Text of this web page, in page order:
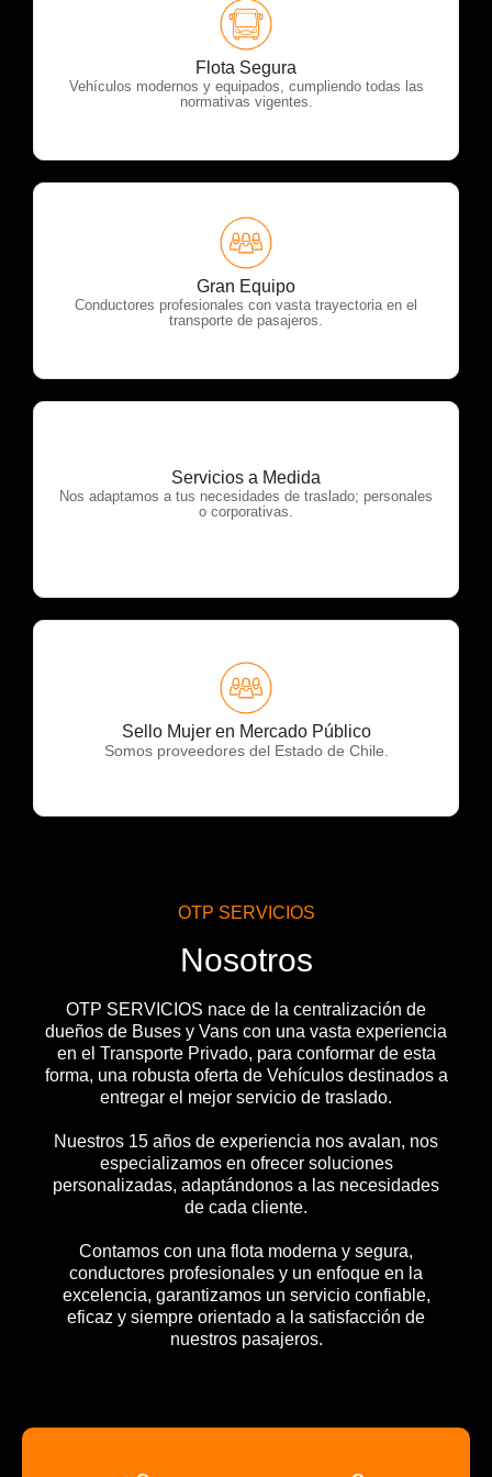
Flota Segura
Vehículos modernos y equipados, cumpliendo todas las
normativas vigentes.
OTP Servicios
Gran Equipo
Conductores profesionales con vasta trayectoria en el
transporte de pasajeros.
OTP Servicios
Servicios a Medida
Nos adaptamos a tus necesidades de traslado; personales
o corporativas.
OTP Servicios
Sello Mujer en Mercado Público
Somos proveedores del Estado de Chile.
OTP Servicios
OTP SERVICIOS
Nosotros
OTP SERVICIOS nace de la centralización de
dueños de Buses y Vans con una vasta experiencia
en el Transporte Privado, para conformar de esta
forma, una robusta oferta de Vehículos destinados a
entregar el mejor servicio de traslado.
Nuestros 15 años de experiencia nos avalan, nos
especializamos en ofrecer soluciones
personalizadas, adaptándonos a las necesidades
de cada cliente.
Contamos con una flota moderna y segura,
conductores profesionales y un enfoque en la
excelencia, garantizamos un servicio confiable,
eficaz y siempre orientado a la satisfacción de
nuestros pasajeros.